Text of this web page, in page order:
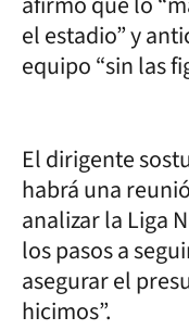
el estadio” y
equipo “sin las
El dirigente
habrá una
analizar la Liga
los pasos a
asegurar el
hicimos”.